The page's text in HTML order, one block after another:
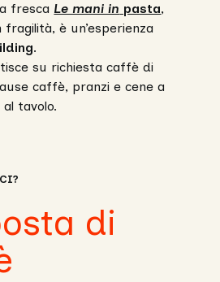
fresca Le mani in pasta,
è un’esperienza
.
su richiesta caffè di
caffè, pranzi e cene a
tavolo.
di